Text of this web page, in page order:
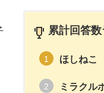
累計回答
1 ほしねこ
2 ミラクル